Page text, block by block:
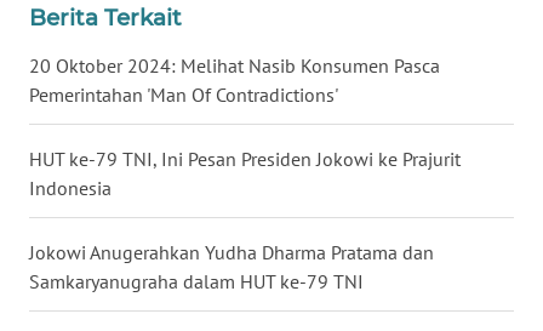
Berita Terkait
20 Oktober 2024: Melihat Nasib Konsumen Pasca
Pemerintahan 'Man Of Contradictions'
HUT ke-79 TNI, Ini Pesan Presiden Jokowi ke Prajurit
Indonesia
Jokowi Anugerahkan Yudha Dharma Pratama dan
Samkaryanugraha dalam HUT ke-79 TNI
WN
JAKARTA
JABAR